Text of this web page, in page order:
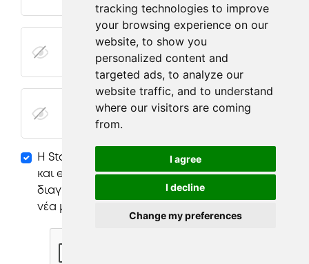
tracking technologies to improve
your browsing experience on our
website, to show you
personalized content and
targeted ads, to analyze our
website traffic, and to understand
where our visitors are coming
from.
I agree
I decline
Change my preferences
Η StageYourIdea θα σας στέλνει προσφορές,
και email για έμπνευση. Μπορείτε να
διαγραφείτε αν δεν θέλετε να λαμβάνετε τα
νέα μας.